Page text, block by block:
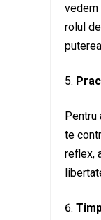
vedem
rolul
Pentru
te
reflex,